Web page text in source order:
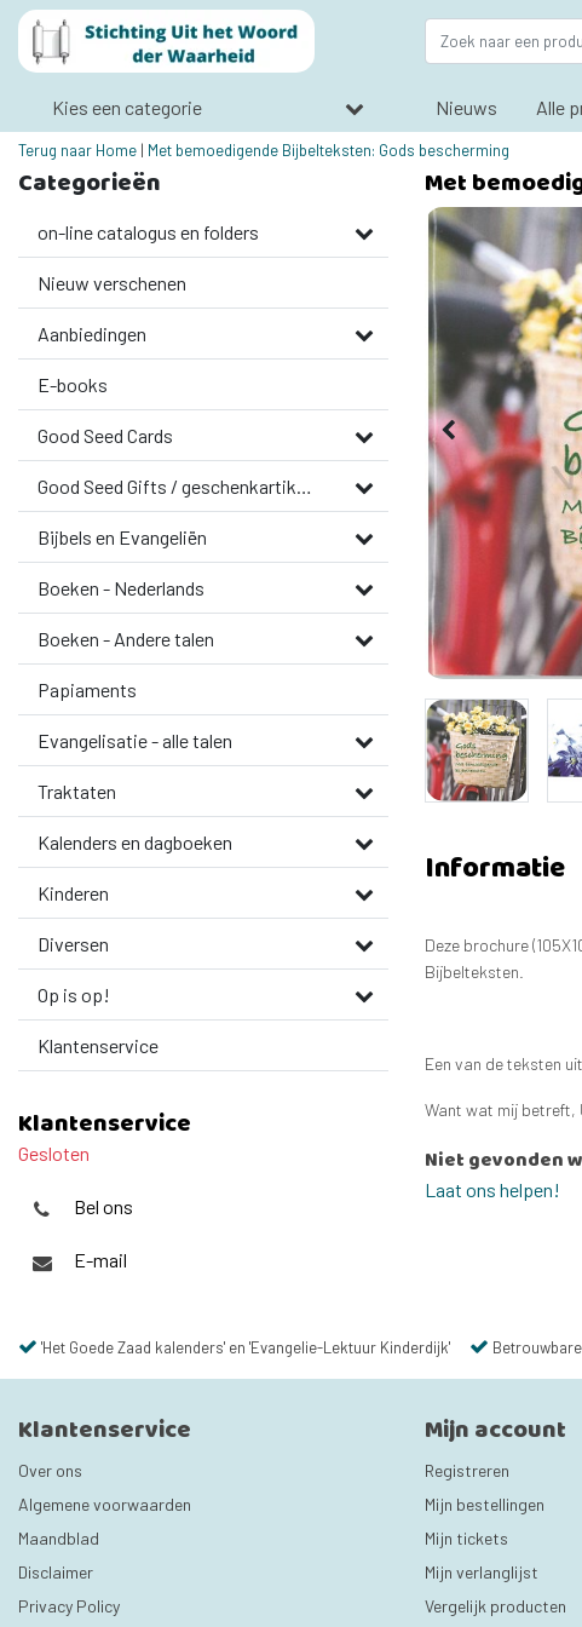
Kies een categorie Nieuws Alle
Terug naar Home | Met bemoedigende Bijbelteksten: Gods bescherming
Categorieën
on-line catalogus en folders
Nieuw verschenen
Aanbiedingen
E-books
Good Seed Cards
Good Seed Gifts / geschenkartikelen
Bijbels en Evangeliën
Boeken - Nederlands
Boeken - Andere talen
Papiaments
Evangelisatie - alle talen
Traktaten
Kalenders en dagboeken
Kinderen
Diversen
Op is op!
Klantenservice
Klantenservice
Gesloten
Bel ons
E-mail
Met
Informatie
Deze brochure
Bijbelteksten.
Een van de teksten
Want wat mij betreft,
Niet gevonden
Laat ons helpen!
'Het Goede Zaad kalenders' en 'Evangelie-Lektuur Kinderdijk'
Klantenservice
Over ons
Algemene voorwaarden
Maandblad
Disclaimer
Privacy Policy
Mijn account
Registreren
Mijn bestellingen
Mijn tickets
Mijn verlanglijst
Vergelijk producten